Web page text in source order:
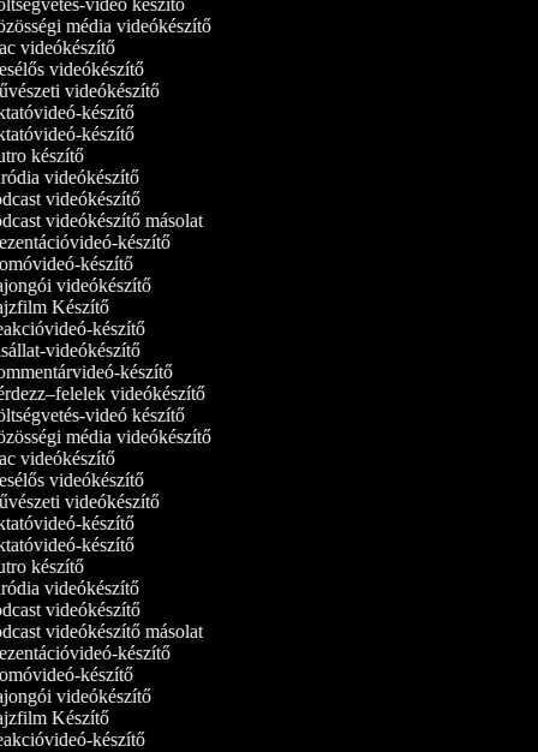
videó készítő
média videókészítő
videókészítő
videókészítő
videókészítő
készítő
készítő
videókészítő
videókészítő
videókészítő másolat
készítő
készítő
videókészítő
Készítő
készítő
videókészítő
készítő
videókészítő
videó készítő
média videókészítő
videókészítő
videókészítő
videókészítő
készítő
készítő
videókészítő
videókészítő
videókészítő másolat
készítő
készítő
videókészítő
Készítő
készítő